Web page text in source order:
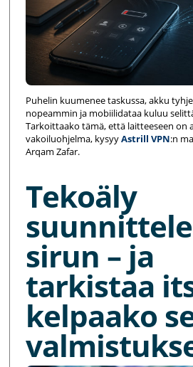
Puhelin kuumenee taskussa, akku
nopeammin ja mobiilidataa kuluu
Tarkoittaako tämä, että laitteeseen on
vakoiluohjelma, kysyyAstrill VPN:n
Arqam Zafar.
Tekoäly
sirun – ja
tarkistaa
kelpaako